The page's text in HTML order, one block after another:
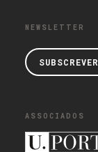
NEWSLETTER
SUBSCREVER
ASSOCIADOS